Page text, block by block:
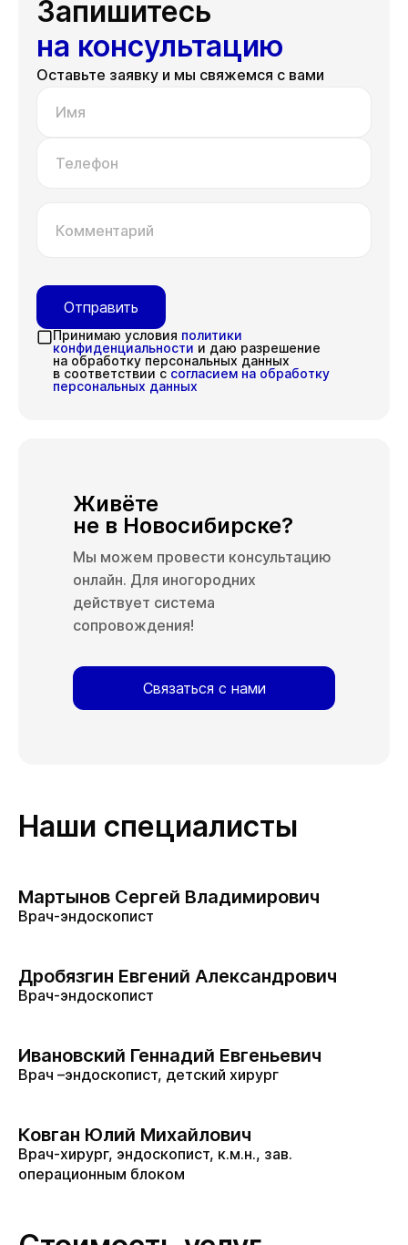
Запишитесь
на консультацию
Оставьте заявку и мы свяжемся с вами
Имя
Телефон
Комментарий
Принимаю условия политики
конфиденциальности и даю разрешение
на обработку персональных данных
в соответствии с согласием на обработку
персональных данных
Отправить
Живёте
не в Новосибирске?
Мы можем провести консультацию
онлайн. Для иногородних
действует система
сопровождения!
Связаться с нами
Наши специалисты
Мартынов Сергей Владимирович
Врач-эндоскопист
Дробязгин Евгений Александрович
Врач-эндоскопист
Ивановский Геннадий Евгеньевич
Врач –эндоскопист, детский хирург
Ковган Юлий Михайлович
Врач-хирург, эндоскопист, к.м.н., зав.
операционным блоком